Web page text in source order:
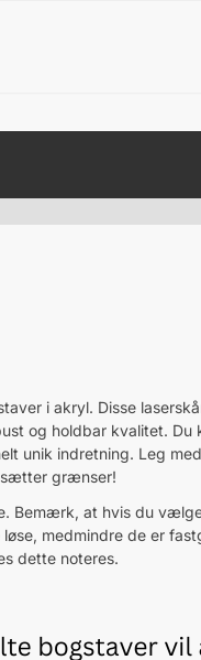
i akryl. Disse
og holdbar kvalitet.
unik indretning. Leg
sætter grænser!
Bemærk, at hvis du
løse, medmindre de er
dette noteres.